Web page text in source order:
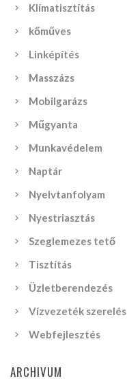
Klímatisztítás
kőműves
Linképítés
Masszázs
Mobilgarázs
Műgyanta
Munkavédelem
Naptár
Nyelvtanfolyam
Nyestriasztás
Szeglemezes tető
Tisztítás
Üzletberendezés
Vízvezeték szerelés
Webfejlesztés
ARCHIVUM